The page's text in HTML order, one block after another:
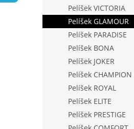
e
l
Pelíšek VICTORIA
Pelíšek GLAMOUR
Pelíšek PARADISE
Pelíšek BONA
Pelíšek JOKER
Pelíšek CHAMPION
Pelíšek ROYAL
Pelíšek ELITE
Pelíšek PRESTIGE